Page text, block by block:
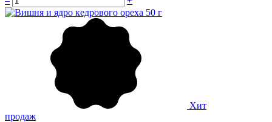
Хит
продаж